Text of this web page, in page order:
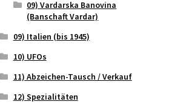
09) Vardarska Banovina
(Banschaft Vardar)
09) Italien (bis 1945)
10) UFOs
11) Abzeichen-Tausch / Verkauf
12) Spezialitäten